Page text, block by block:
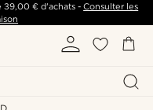
39,00 €d'achats -Consulter les